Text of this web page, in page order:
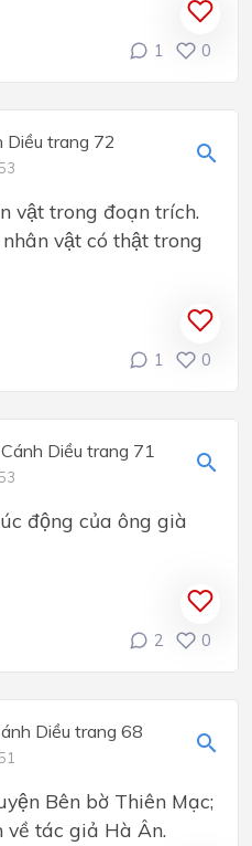
1 0
Diều trang 72
vật trong đoạn trích.
vật có thật trong
1 0
Diều trang 71
động của ông già
2 0
Diều trang 68
Bên bờ Thiên Mạc;
tác giả Hà Ân.